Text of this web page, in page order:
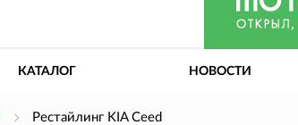
КАТАЛОГ НОВОСТИ
Рестайлинг KIA Ceed